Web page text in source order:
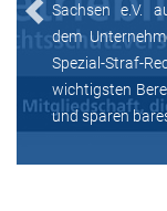
Sachsen e.V.
dem
Spezial-Straf-
wichtigsten
und sparen
Previous